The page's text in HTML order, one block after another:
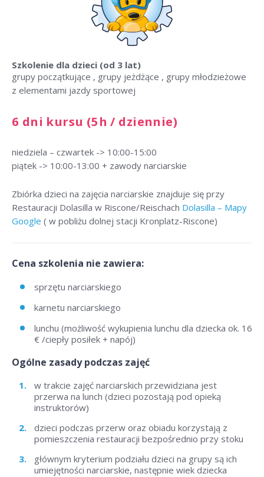
Szkolenie dla dzieci (od 3 lat)
grupy początkujące , grupy jeżdżące , grupy młodzieżowe
z elementami jazdy sportowej
6 dni kursu (5h / dziennie)
niedziela – czwartek -> 10:00-15:00
piątek -> 10:00-13:00 + zawody narciarskie
Zbiórka dzieci na zajęcia narciarskie znajduje się przy
Restauracji Dolasilla w Riscone/Reischach Dolasilla – Mapy
Google ( w pobliżu dolnej stacji Kronplatz-Riscone)
Cena szkolenia nie zawiera:
sprzętu narciarskiego
karnetu narciarskiego
lunchu (możliwość wykupienia lunchu dla dziecka ok. 16
€ /ciepły posiłek + napój)
Ogólne zasady podczas zajęć
w trakcie zajęć narciarskich przewidziana jest
przerwa na lunch (dzieci pozostają pod opieką
instruktorów)
dzieci podczas przerw oraz obiadu korzystają z
pomieszczenia restauracji bezpośrednio przy stoku
głównym kryterium podziału dzieci na grupy są ich
umiejętności narciarskie, następnie wiek dziecka